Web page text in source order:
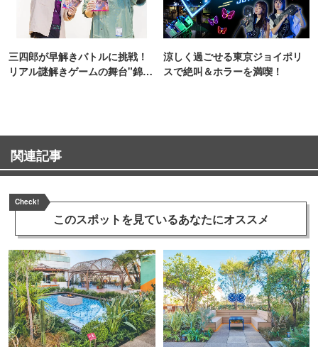
三四郎が早解きバトルに挑戦！
リアル謎解きゲームの舞台"錦糸
涼しく過ごせる東京ジョイポリ
スで絶叫＆ホラーを満喫！
関連記事
Check!
このスポットを見ているあなたにオススメ